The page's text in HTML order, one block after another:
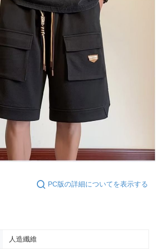
PC版の詳細についてを表示する
人造纖維